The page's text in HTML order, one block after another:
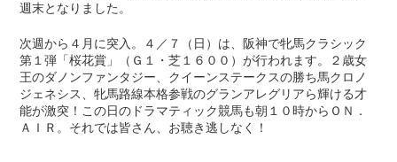
週末となりました。
次週から４月に突入。４／７（日）は、阪神で牝馬クラシック
第１弾「桜花賞」（Ｇ１・芝１６００）が行われます。２歳女
王のダノンファンタジー、クイーンステークスの勝ち馬クロノ
ジェネシス、牝馬路線本格参戦のグランアレグリアら輝ける才
能が激突！この日のドラマティック競馬も朝１０時からＯＮ．
ＡＩＲ。それでは皆さん、お聴き逃しなく！